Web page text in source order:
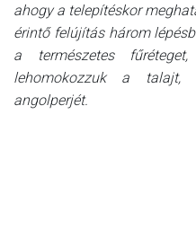
ahogy a telepítéskor
érintő felújítás három
a természetes
lehomokozzuk a
angolperjét.